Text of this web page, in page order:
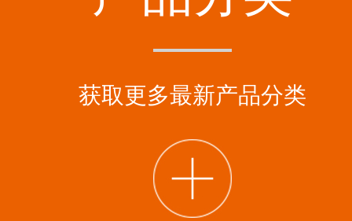
获取更多最新产品分类